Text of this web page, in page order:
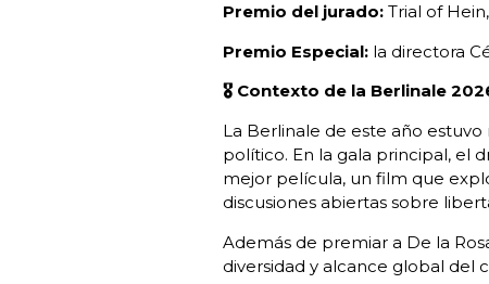
Premio del jurado: Trial of
Premio Especial: la directora
🎖️ Contexto de la Berlinale
La Berlinale de este año
político. En la gala principal, el
mejor película, un film que
discusiones abiertas sobre
Además de premiar a De la
diversidad y alcance global del